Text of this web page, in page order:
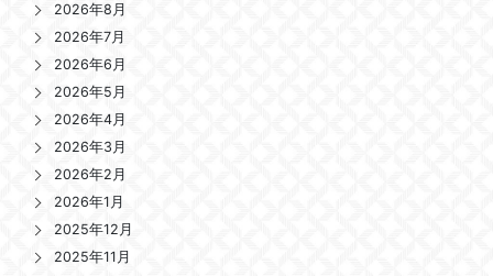
2026年8月
2026年7月
2026年6月
2026年5月
2026年4月
2026年3月
2026年2月
2026年1月
2025年12月
2025年11月